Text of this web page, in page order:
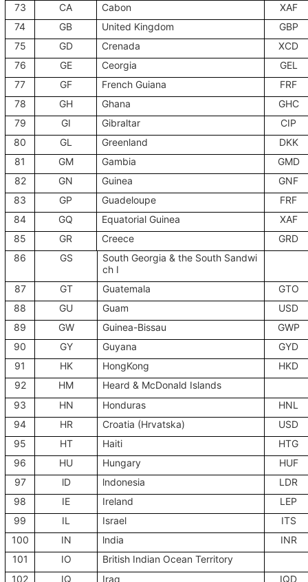
73
CA Cabon
XAF
74
GB United Kingdom
GBP
75
GD Crenada
XCD
76
GE Ceorgia
GEL
77
GF French Guiana
FRF
78
GH Ghana
GHC
79
GI Gibraltar
CIP
80
GL Greenland
DKK
81
GM Gambia
GMD
82
GN Guinea
GNF
83
GP Guadeloupe
FRF
84
GQ Equatorial Guinea
XAF
85
GR Creece
GRD
86
GS
South Georgia & the South Sandwi
ch I
87
GT Guatemala
GTO
88
GU Guam
USD
89
GW Guinea-Bissau
GWP
90
GY Guyana
GYD
91
HK HongKong
HKD
92
HM
Heard & McDonald Islands
93
HN Honduras
HNL
94
HR Croatia (Hrvatska)
USD
95
HT Haiti
HTG
96
HU Hungary
HUF
97
lD lndonesia
LDR
98
IE Ireland
LEP
99
IL Israel
ITS
100
IN lndia
INR
101
IO
British Indian Ocean Territory
102
IQ Iraq IQD